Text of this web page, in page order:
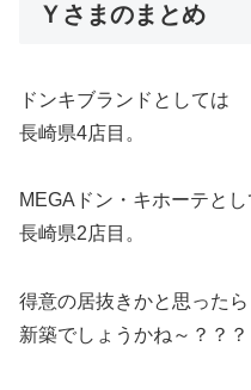
Ｙさまのまとめ
ドンキブランドとしては
長崎県4店目。
MEGAドン・キホーテとし
長崎県2店目。
得意の居抜きかと思ったら
新築でしょうかね～？？？